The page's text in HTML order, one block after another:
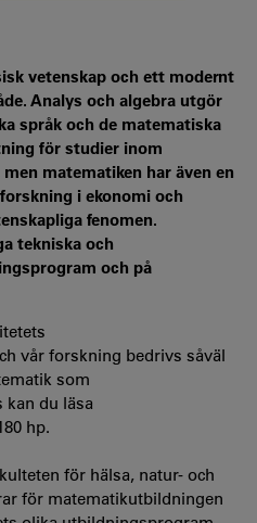
vetenskap och ett modernt
Analys och algebra utgör
språk och de matematiska
för studier inom
matematiken har även en
i ekonomi och
fenomen.
tekniska och
och på
vår forskning bedrivs såväl
som
kan du läsa
hp.
för hälsa, natur- och
för matematikutbildningen